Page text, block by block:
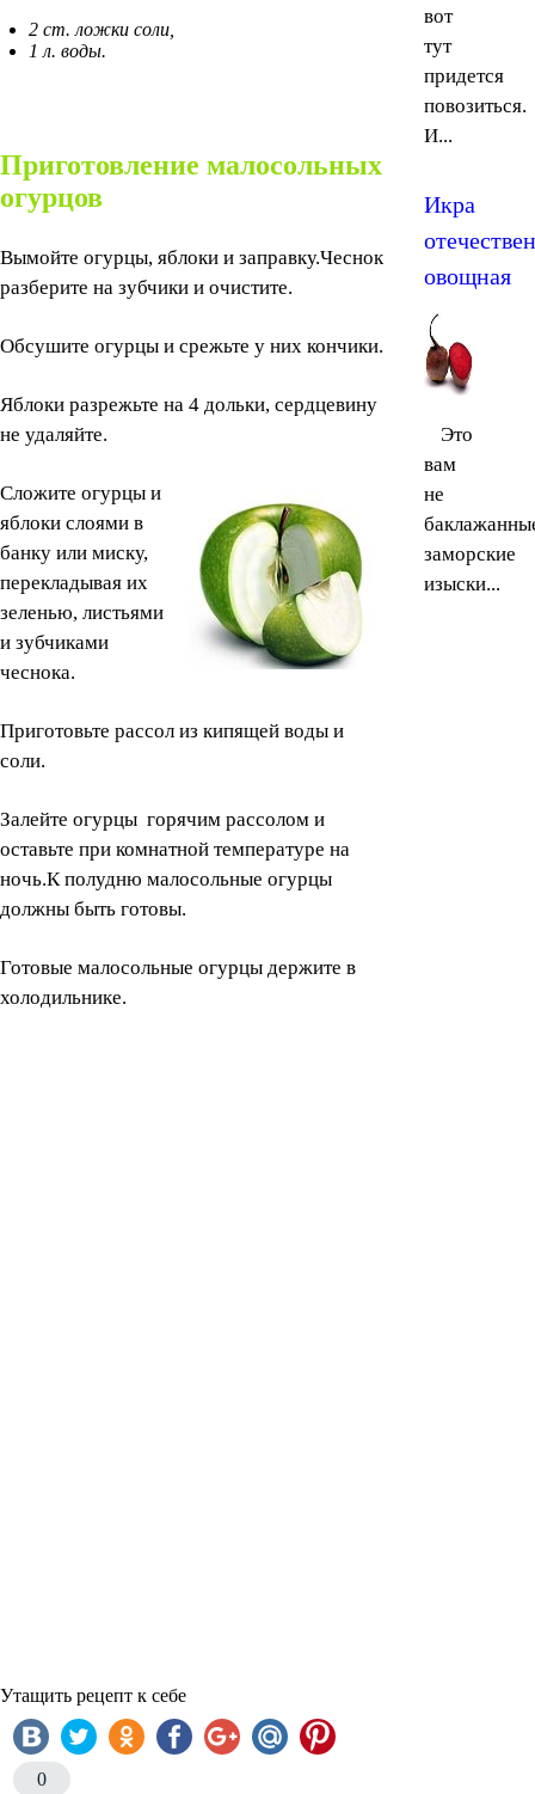
2 ст. ложки соли,
1 л. воды.
Приготовление малосольных
огурцов
Вымойте огурцы, яблоки и заправку.Чеснок
разберите на зубчики и очистите.
Обсушите огурцы и срежьте у них кончики.
Яблоки разрежьте на 4 дольки, сердцевину
не удаляйте.
Сложите огурцы и
яблоки слоями в
банку или миску,
перекладывая их
зеленью, листьями
и зубчиками
чеснока.
Приготовьте рассол из кипящей воды и
соли.
Залейте огурцы горячим рассолом и
оставьте при комнатной температуре на
ночь.К полудню малосольные огурцы
должны быть готовы.
Готовые малосольные огурцы держите в
холодильнике.
Утащить рецепт к себе
0
вот
тут
придется
повозиться.
И...
Икра
овощная
Это
вам
не
заморские
изыски...